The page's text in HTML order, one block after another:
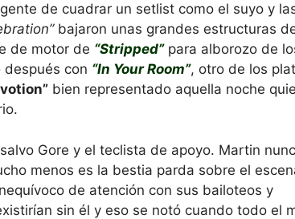
de cuadrar un setlist como el suyo y
bajaron unas grandes estructuras
de motor de “Stripped”para alborozo de
después con “In Your Room”, otro de los
bien representado aquella noche
Gore y el teclista de apoyo. Martin
menos es la bestia parda sobre el
de atención con sus bailoteos y
sin él y eso se notó cuando todo el